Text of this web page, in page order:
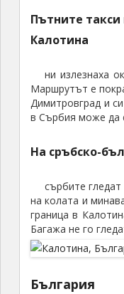
Пътните
Калотина
ни излезнаха
Маршрутът е
Димитровград и
в Сърбия може да
На сръбско-
сърбите
на колата и
граница в
Багажа не го
България